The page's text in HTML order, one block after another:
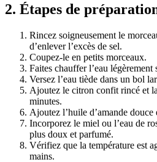
2. Étapes de
Rincez soigneusement le
d’enlever l’excès de sel.
Coupez-le en petits morceaux.
Faites chauffer l’eau
Versez l’eau tiède dans un bol
Ajoutez le citron confit rincé et
minutes.
Ajoutez l’huile d’amande douce
Incorporez le miel ou l’eau de
plus doux et parfumé.
Vérifiez que la température est
mains.